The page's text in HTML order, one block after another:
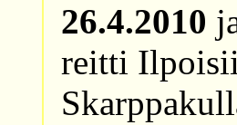
26.4.2010
reitti